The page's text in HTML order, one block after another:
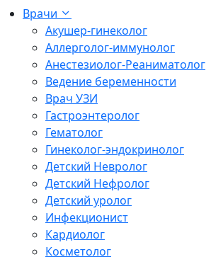
Врачи
Акушер-гинеколог
Аллерголог-иммунолог
Анестезиолог-Реаниматолог
Ведение беременности
Врач УЗИ
Гастроэнтеролог
Гематолог
Гинеколог-эндокринолог
Детский Невролог
Детский Нефролог
Детский уролог
Инфекционист
Кардиолог
Косметолог